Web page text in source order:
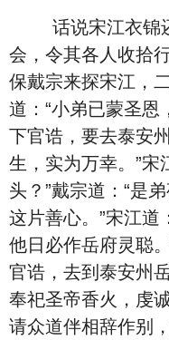
话说宋江衣锦还
会，令其各人收拾
保戴宗来探宋江，
道：“小弟已蒙圣恩
下官诰，要去泰安
生，实为万幸。”宋
头？”戴宗道：“是
这片善心。”宋江道
他日必作岳府灵聪
官诰，去到泰安州
奉祀圣帝香火，虔
请众道伴相辞作别